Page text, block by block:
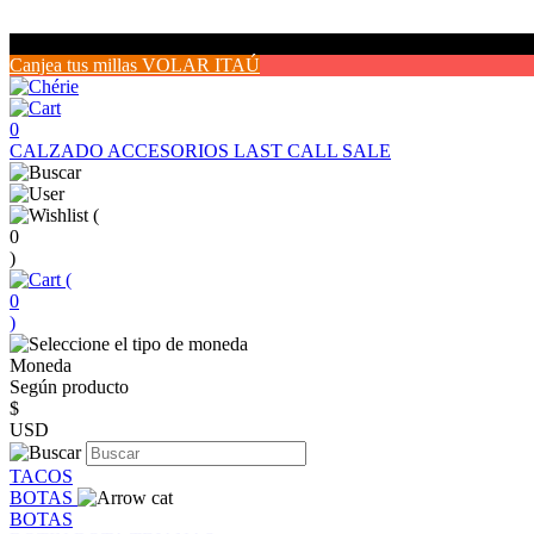
Canjea tus millas VOLAR ITAÚ
0
CALZADO ACCESORIOS LAST CALL SALE
(
0
)
(
0
)
Moneda
Según producto
$
USD
TACOS
BOTAS
BOTAS